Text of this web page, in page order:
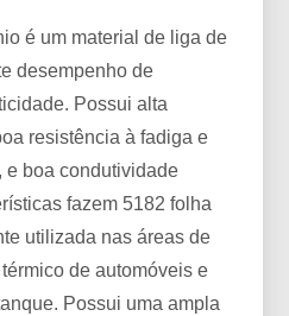
é um material de liga de
desempenho de
Possui alta
resistência à fadiga e
e boa condutividade
fazem 5182 folha
utilizada nas áreas de
de automóveis e
Possui uma ampla